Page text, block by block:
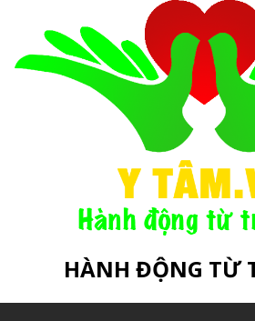
HÀNH ĐỘNG TỪ